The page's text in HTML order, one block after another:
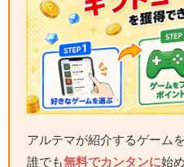
アルテマが紹介するゲーム
誰でも無料でカンタンに始